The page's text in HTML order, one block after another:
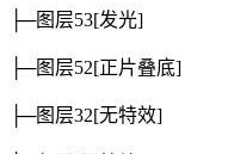
├─图层53[发光]
├─图层52[正片叠底]
├─图层32[无特效]